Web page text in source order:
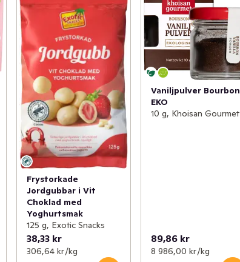
Frystorkade
Jordgubbar i Vit
Choklad med
Yoghurtsmak
125 g, Exotic Snacks
38,33 kr
306,64 kr /kg
Vaniljpulver Bourbon
EKO
10 g, Khoisan Gourmet
89,86 kr
8 986,00 kr /kg